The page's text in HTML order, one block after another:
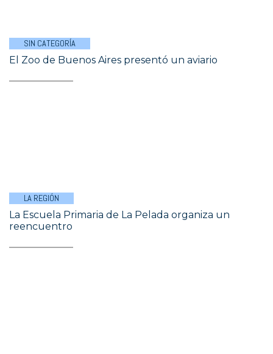
SIN CATEGORÍA
El Zoo de Buenos Aires presentó un aviario
LA REGIÓN
La Escuela Primaria de La Pelada organiza un
reencuentro